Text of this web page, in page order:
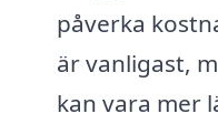
påverka
är vanligast,
kan vara mer